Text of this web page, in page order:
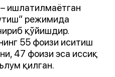
ишлатилмаётган
режимида
қўйишдир.
55 фоизи иситиш
47 фоизи эса иссиқ
қилган.